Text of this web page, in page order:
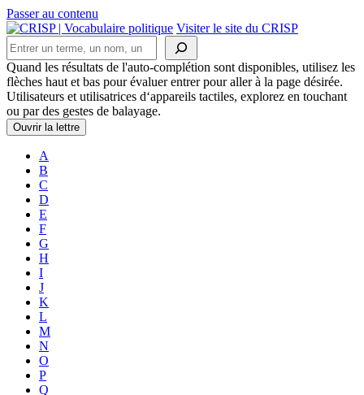
Passer au contenu
Navigation
principale
Visiter le site du CRISP
Rechercher
Quand les résultats de l'auto-complétion sont disponibles, utilisez les
flèches haut et bas pour évaluer entrer pour aller à la page désirée.
Utilisateurs et utilisatrices d‘appareils tactiles, explorez en touchant
ou par des gestes de balayage.
Ouvrir la lettre
A
B
C
D
E
F
G
H
I
J
K
L
M
N
O
P
Q